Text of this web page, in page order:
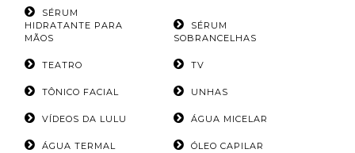
SÉRUM
HIDRATANTE PARA
MÃOS
SÉRUM
SOBRANCELHAS
TEATRO TV
TÔNICO FACIAL UNHAS
VÍDEOS DA LULU ÁGUA MICELAR
ÁGUA TERMAL ÓLEO CAPILAR